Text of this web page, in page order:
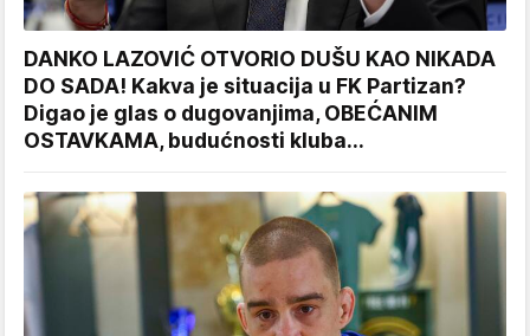
DANKO LAZOVIĆ OTVORIO DUŠU KAO NIKADA
DO SADA! Kakva je situacija u FK Partizan?
Digao je glas o dugovanjima, OBEĆANIM
OSTAVKAMA, budućnosti kluba...